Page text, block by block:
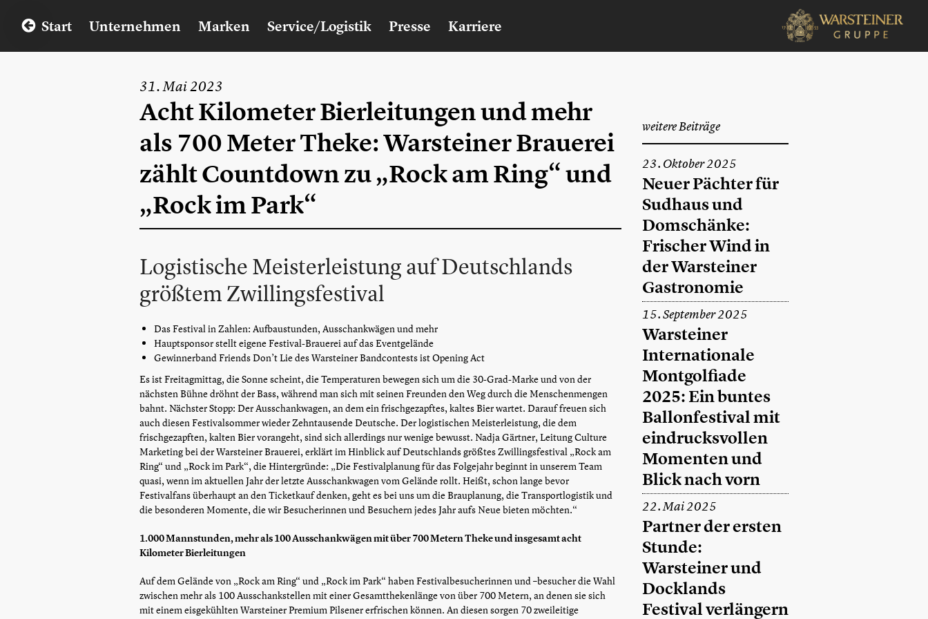
Start Unternehmen Marken Service/Logistik Presse Karriere
31. Mai 2023
Acht Kilometer Bierleitungen und mehr
als 700 Meter Theke: Warsteiner Brauerei
zählt Countdown zu „Rock am Ring“ und
„Rock im Park“
Logistische Meisterleistung auf Deutschlands
größtem Zwillingsfestival
Das Festival in Zahlen: Aufbaustunden, Ausschankwägen und mehr
Hauptsponsor stellt eigene Festival-Brauerei auf das Eventgelände
Gewinnerband Friends Don’t Lie des Warsteiner Bandcontests ist Opening Act
Es ist Freitagmittag, die Sonne scheint, die Temperaturen bewegen sich um die 30-Grad-Marke und von der
nächsten Bühne dröhnt der Bass, während man sich mit seinen Freunden den Weg durch die Menschenmengen
bahnt. Nächster Stopp: Der Ausschankwagen, an dem ein frischgezapftes, kaltes Bier wartet. Darauf freuen sich
auch diesen Festivalsommer wieder Zehntausende Deutsche. Der logistischen Meisterleistung, die dem
frischgezapften, kalten Bier vorangeht, sind sich allerdings nur wenige bewusst. Nadja Gärtner, Leitung Culture
Marketing bei der Warsteiner Brauerei, erklärt im Hinblick auf Deutschlands größtes Zwillingsfestival „Rock am
Ring“ und „Rock im Park“, die Hintergründe: „Die Festivalplanung für das Folgejahr beginnt in unserem Team
quasi, wenn im aktuellen Jahr der letzte Ausschankwagen vom Gelände rollt. Heißt, schon lange bevor
Festivalfans überhaupt an den Ticketkauf denken, geht es bei uns um die Brauplanung, die Transportlogistik und
die besonderen Momente, die wir Besucherinnen und Besuchern jedes Jahr aufs Neue bieten möchten.“
1.000 Mannstunden, mehr als 100 Ausschankwägen mit über 700 Metern Theke und insgesamt acht
Kilometer Bierleitungen
Auf dem Gelände von „Rock am Ring“ und „Rock im Park“ haben Festivalbesucherinnen und –besucher die Wahl
zwischen mehr als 100 Ausschankstellen mit einer Gesamtthekenlänge von über 700 Metern, an denen sie sich
mit einem eisgekühlten Warsteiner Premium Pilsener erfrischen können. An diesen sorgen 70 zweileitige
weitere Beiträge
23. Oktober 2025
Neuer Pächter für
Sudhaus und
Domschänke:
Frischer Wind in
der Warsteiner
Gastronomie
15. September 2025
Warsteiner
Internationale
Montgolfiade
2025: Ein buntes
Ballonfestival mit
eindrucksvollen
Momenten und
Blick nach vorn
22. Mai 2025
Partner der ersten
Stunde:
Warsteiner und
Docklands
Festival verlängern